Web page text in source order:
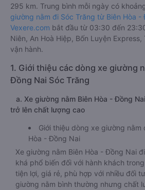
295 km. Trung bình mỗi ngày có
giường nằm đi Sóc Trăng từ Biên Hòa -
Vexere.com bắt đầu từ 03:30 đến
Niên, An Hoà Hiệp, Bốn Luyện Express,
vận hành.
1. Giới thiệu các dòng xe giường
Đồng Nai Sóc Trăng
a. Xe giường nằm Biên Hòa - Đồng
trở lên chất lượng cao
Giới thiệu dòng xe giường nằm
Hòa - Đồng Nai
Xe giường nằm Biên Hòa - Đồng Nai
khá phổ biến đối với hành khách
tiện lợi, giá rẻ, phù hợp với nhiều đối
giường nằm bình thường nhưng chất